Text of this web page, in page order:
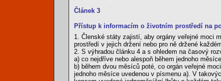
Článek 3
Přístup k informacím o životním prostředí na
1. Členské státy zajistí, aby orgány veřejné moci
prostředí v jejich držení nebo pro ně držené
2. S výhradou článku 4 a s ohledem na časový
a) co nejdříve nebo alespoň během jednoho
b) během dvou měsíců poté, co orgán veřejné
jednoho měsíce uvedenou v písmenu a). V